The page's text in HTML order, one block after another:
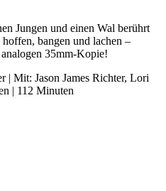
Jungen und einen Wal berührt
bangen und lachen –
35mm-Kopie!
| Mit: Jason James Richter, Lori
| 112 Minuten